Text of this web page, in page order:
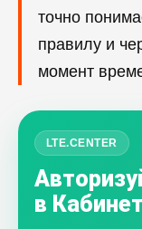
точно
правилу и
момент
LTE.CENTER
в